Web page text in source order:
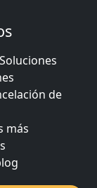
de
más